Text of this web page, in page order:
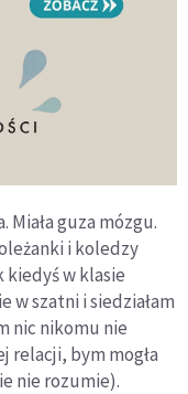
Miała guza mózgu.
i koledzy
kiedyś w klasie
w szatni i siedziałam
nic nikomu nie
relacji, bym mogła
nie rozumie).